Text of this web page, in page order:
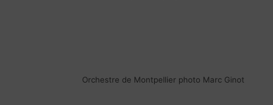
Orchestre de Montpellier photo Marc Ginot